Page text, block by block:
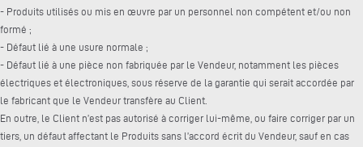
- Produits utilisés ou mis en œuvre par un personnel non compétent et/ou non
formé ;
- Défaut lié à une usure normale ;
- Défaut lié à une pièce non fabriquée par le Vendeur, notamment les pièces
électriques et électroniques, sous réserve de la garantie qui serait accordée par
le fabricant que le Vendeur transfère au Client.
En outre, le Client n’est pas autorisé à corriger lui-même, ou faire corriger par un
tiers, un défaut affectant le Produits sans l’accord écrit du Vendeur, sauf en cas